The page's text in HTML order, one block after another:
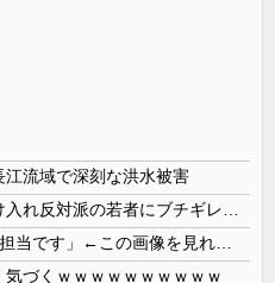
流域で深刻な洪水被害
気づくｗｗｗｗｗｗｗｗｗｗ